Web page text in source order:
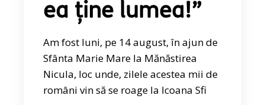
ea ține lumea!”
Am fost luni, pe 14 august, în ajun de
Sfânta Marie Mare la Mănăstirea
Nicula, loc unde, zilele acestea mii de
români vin să se roage la Icoana Sfi